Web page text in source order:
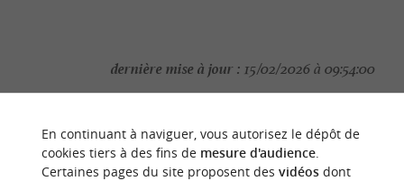
dernière mise à jour : 15/02/2026 à 09:54:00
En continuant à naviguer, vous autorisez le dépôt de
cookies tiers à des fins de mesure d'audience.
Certaines pages du site proposent des vidéosdont